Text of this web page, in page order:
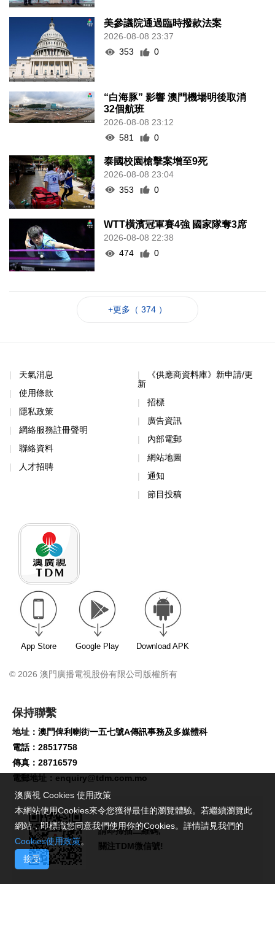
美參議院通過臨時撥款法案
2026-08-08 23:37
353
0
“白海豚” 影響 澳門機場明後取消
32個航班
2026-08-08 23:12
581
0
泰國校園槍擊案增至9死
2026-08-08 23:04
353
0
WTT橫濱冠軍賽4強 國家隊奪3席
2026-08-08 22:38
474
0
+更多（ 374 ）
天氣消息
使用條款
隱私政策
網絡服務註冊聲明
聯絡資料
人才招聘
《供應商資料庫》新申請/更
新
招標
廣告資訊
內部電郵
網站地圖
通知
節目投稿
App Store Google Play Download APK
© 2026 澳門廣播電視股份有限公司版權所有
保持聯繫
地址：澳門俾利喇街一五七號A傳訊事務及多媒體科
電話：28517758
傳真：28716579
電郵地址： enquiry@tdm.com.mo
請即掃描二維碼,
關注TDM微信號!
澳廣視 Cookies 使用政策
本網站使用Cookies來令您獲得最佳的瀏覽體驗。若繼續瀏覽此
網站，即標識您同意我們使用你的Cookies。詳情請見我們的
Cookies使用政策。
接受